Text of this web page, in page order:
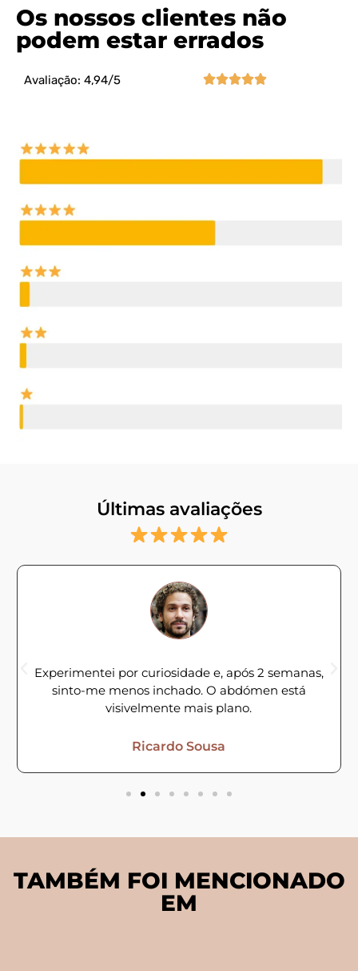
Os nossos clientes não
podem estar errados
Avaliação: 4,94/5 
Últimas avaliações
Experimentei por curiosidade e, após 2 semanas,
sinto-me menos inchado. O abdómen está
visivelmente mais plano.
Ricardo Sousa
TAMBÉM FOI MENCIONADO
EM